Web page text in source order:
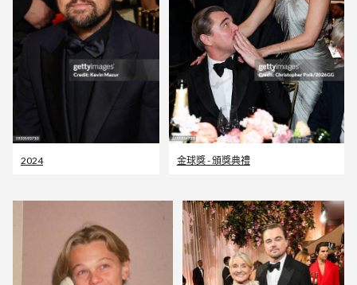
2024 金球獎 - 頒獎典禮